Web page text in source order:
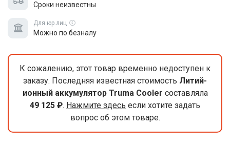
Сроки неизвестны
Для юр.лиц
Можно по безналу
К сожалению, этот товар временно недоступен к
заказу. Последняя известная стоимость Литий-
ионный аккумулятор Truma Cooler составляла
49 125 ₽. Нажмите здесь если хотите задать
вопрос об этом товаре.